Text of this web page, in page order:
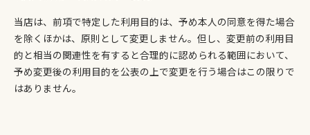
当店は、前項で特定した利用目的は、予め本人の同意を得た場合
を除くほかは、原則として変更しません。但し、変更前の利用目
的と相当の関連性を有すると合理的に認められる範囲において、
予め変更後の利用目的を公表の上で変更を行う場合はこの限りで
はありません。